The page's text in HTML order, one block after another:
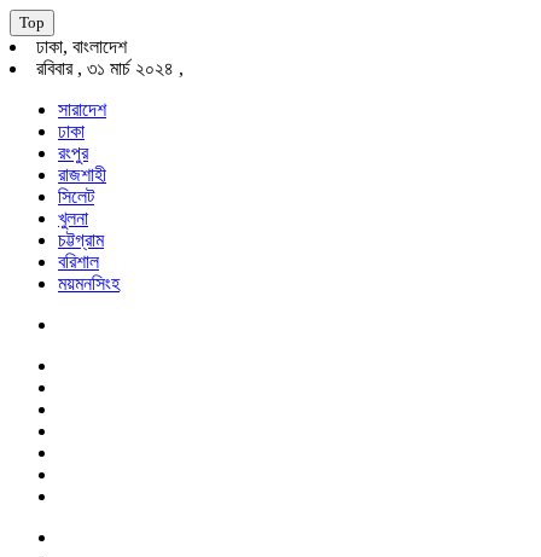
Top
ঢাকা, বাংলাদেশ
রবিবার , ৩১ মার্চ ২০২৪ ,
সারাদেশ
ঢাকা
রংপুর
রাজশাহী
সিলেট
খুলনা
চট্টগ্রাম
বরিশাল
ময়মনসিংহ